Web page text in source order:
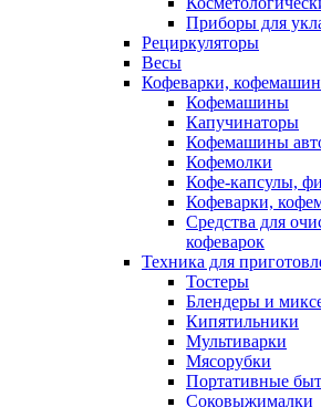
Приборы для
Рециркуляторы
Весы
Кофеварки,
Кофемашины
Капучинаторы
Кофемашины
Кофемолки
Кофе-капсулы,
Кофеварки,
Средства для
кофеварок
Техника для
Тостеры
Блендеры и
Кипятильники
Мультиварки
Мясорубки
Портативные
Соковыжималки